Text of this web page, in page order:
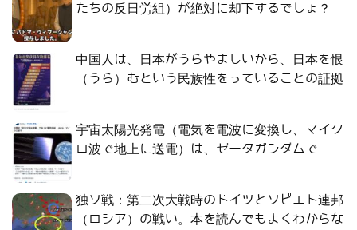
たちの反日労組）が絶対に却下するでしょ？
中国人は、日本がうらやましいから、日本を恨
（うら）むという民族性をっていることの証拠
宇宙太陽光発電（電気を電波に変換し、マイク
ロ波で地上に送電）は、ゼータガンダムで
独ソ戦：第二次大戦時のドイツとソビエト連邦
（ロシア）の戦い。本を読んでもよくわからな